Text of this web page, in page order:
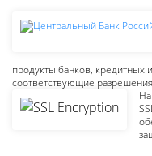
продукты банков,
соответствующие